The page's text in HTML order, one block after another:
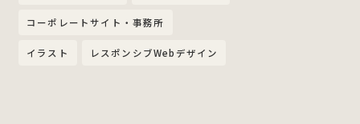
コーポレートサイト・事務所
イラスト レスポンシブWebデザイン